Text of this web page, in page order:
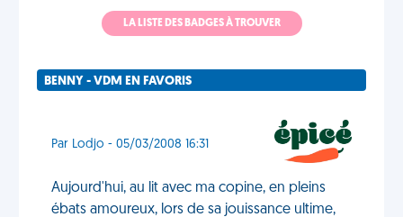
LA LISTE DES BADGES À TROUVER
BENNY - VDM EN FAVORIS
Par Lodjo - 05/03/2008 16:31
Aujourd'hui, au lit avec ma copine, en pleins
ébats amoureux, lors de sa jouissance ultime,